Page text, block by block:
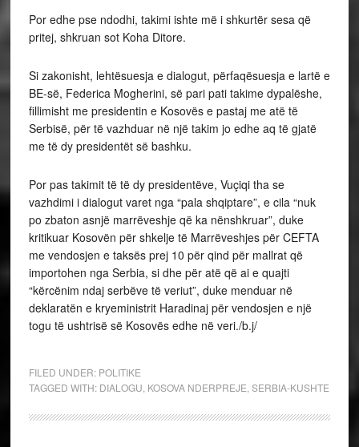
Por edhe pse ndodhi, takimi ishte më i shkurtër sesa që
pritej, shkruan sot Koha Ditore.
Si zakonisht, lehtësuesja e dialogut, përfaqësuesja e lartë e
BE-së, Federica Mogherini, së pari pati takime dypalëshe,
fillimisht me presidentin e Kosovës e pastaj me atë të
Serbisë, për të vazhduar në një takim jo edhe aq të gjatë
me të dy presidentët së bashku.
Por pas takimit të të dy presidentëve, Vuçiqi tha se
vazhdimi i dialogut varet nga “pala shqiptare”, e cila “nuk
po zbaton asnjë marrëveshje që ka nënshkruar”, duke
kritikuar Kosovën për shkelje të Marrëveshjes për CEFTA
me vendosjen e taksës prej 10 për qind për mallrat që
importohen nga Serbia, si dhe për atë që ai e quajti
“kërcënim ndaj serbëve të veriut”, duke menduar në
deklaratën e kryeministrit Haradinaj për vendosjen e një
togu të ushtrisë së Kosovës edhe në veri./b.j/
FILED UNDER: POLITIKE
TAGGED WITH: DIALOGU KOSOVA NDERPREJE SERBIA-KUSHTE